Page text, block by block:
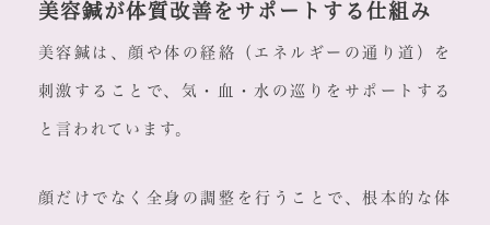
美容鍼が体質改善をサポートする仕組み
美容鍼は、顔や体の経絡（エネルギーの通り道）を
刺激することで、気・血・水の巡りをサポートする
と言われています。
顔だけでなく全身の調整を行うことで、根本的な体